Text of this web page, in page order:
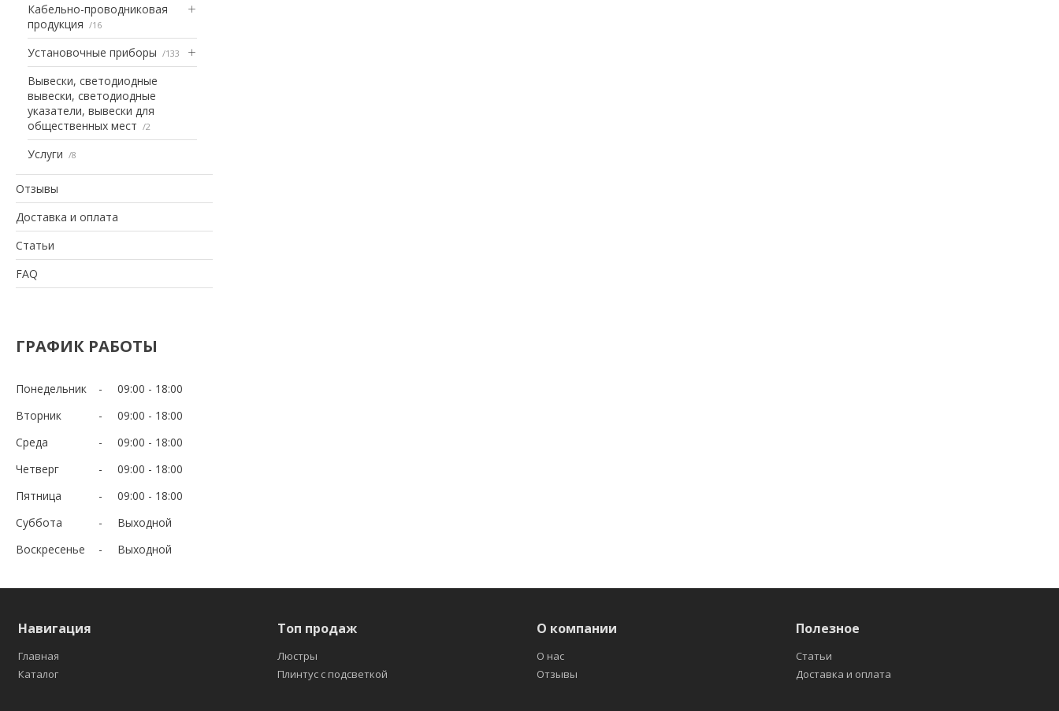
Кабельно-проводниковая
продукция
16
Установочные приборы 133
Вывески, светодиодные
вывески, светодиодные
указатели, вывески для
общественных мест
2
Услуги 8
Отзывы
Доставка и оплата
Статьи
FAQ
ГРАФИК РАБОТЫ
Понедельник 09:00
18:00
Вторник
09:00
18:00
Среда
09:00
18:00
Четверг
09:00
18:00
Пятница
09:00
18:00
Суббота
Выходной
Воскресенье
Выходной
Навигация
Главная
Каталог
Топ продаж
Люстры
Плинтус с подсветкой
О компании
О нас
Отзывы
Полезное
Статьи
Доставка и оплата